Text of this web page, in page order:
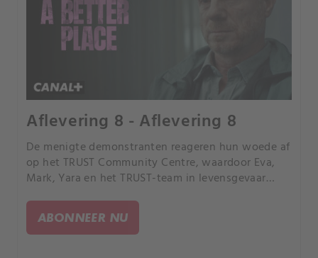
Aflevering 8 - Aflevering 8
De menigte demonstranten reageren hun woede af
op het TRUST Community Centre, waardoor Eva,
Mark, Yara en het TRUST-team in levensgevaar
prijs?.ABONNEER NU